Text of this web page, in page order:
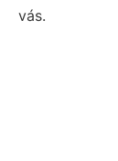
vás.